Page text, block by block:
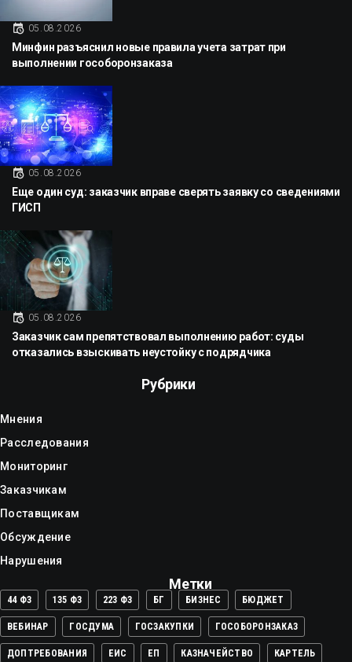
05.08.2026
Минфин разъяснил новые правила учета затрат при
выполнении гособоронзаказа
05.08.2026
Еще один суд: заказчик вправе сверять заявку со сведениями
ГИСП
05.08.2026
Заказчик сам препятствовал выполнению работ: суды
отказались взыскивать неустойку с подрядчика
Рубрики
Мнения
Расследования
Мониторинг
Заказчикам
Поставщикам
Обсуждение
Нарушения
Метки
44 ФЗ 135 ФЗ 223 ФЗ БГ БИЗНЕС БЮДЖЕТ
ВЕБИНАР ГОСДУМА ГОСЗАКУПКИ ГОСОБОРОНЗАКАЗ
ДОПТРЕБОВАНИЯ ЕИС ЕП КАЗНАЧЕЙСТВО КАРТЕЛЬ